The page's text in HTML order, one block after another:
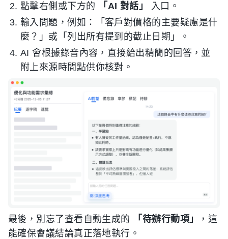
點擊右側或下方的
「AI 對話」
入口。
輸入問題，例如：「客戶對價格的主要疑慮是什
麼？」或「列出所有提到的截止日期」。
AI 會根據錄音內容，直接給出精簡的回答，並
附上來源時間點供你核對。
最後，別忘了查看自動生成的 「待辦行動項」
，這
能確保會議結論真正落地執行。